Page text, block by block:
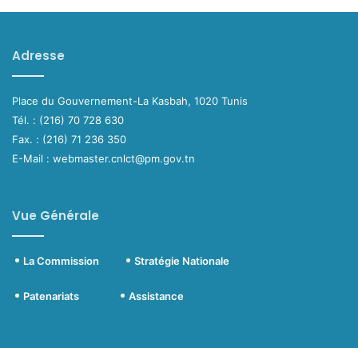
Adresse
Place du Gouvernement-La Kasbah, 1020 Tunis
Tél. : (216) 70 728 630
Fax. : (216) 71 236 350
E-Mail : webmaster.cnlct@pm.gov.tn
Vue Générale
La Commission Stratégie Nationale
Patenariats Assistance